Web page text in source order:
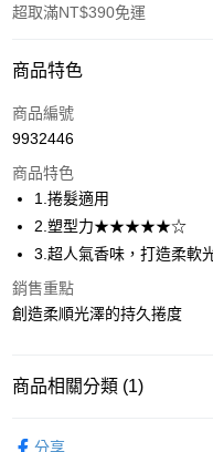
超取滿NT$390免運
付款方式
POYA支付
超商取貨付款
LINE Pay
街口支付
Google Pay
AFTEE先享後付
商品特色
商品編號
9932446
商品特色
1.捲髮適用
2.塑型力★★★★★☆
3.超人氣香味，打造柔軟
銷售重點
創造柔順光澤的持久捲度
商品相關分類 (1)
分享